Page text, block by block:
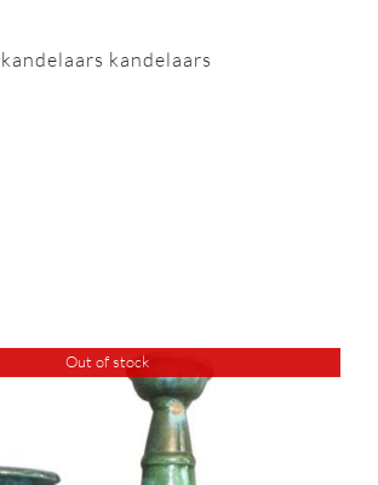
kandelaars kandelaars
Out of stock